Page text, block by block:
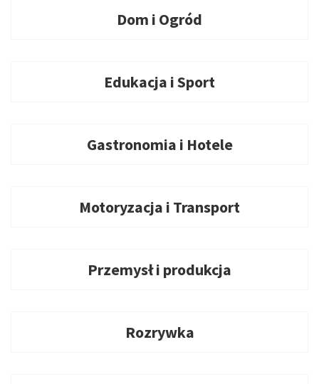
Dom i Ogród
Edukacja i Sport
Gastronomia i Hotele
Motoryzacja i Transport
Przemysł i produkcja
Rozrywka